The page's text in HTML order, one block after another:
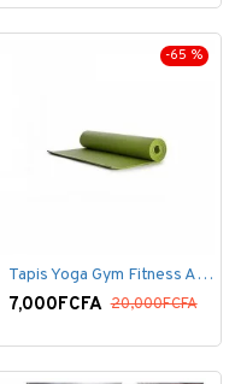
-65 %
Tapis Yoga Gym Fitness Aérobic Pilate Gymnastique
7,000FCFA 20,000FCFA